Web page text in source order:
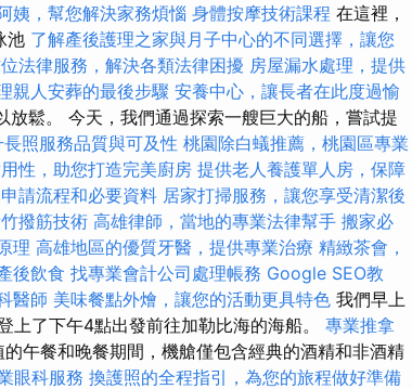
姨，幫您解決家務煩惱 身體按摩技術課程 在這裡，
池 了解產後護理之家與月子中心的不同選擇，讓您
法律服務，解決各類法律困擾 房屋漏水處理，提供
親人安葬的最後步驟 安養中心，讓長者在此度過愉
放鬆。 今天，我們通過探索一艘巨大的船，嘗試提
照服務品質與可及性 桃園除白蟻推薦，桃園區專業
性，助您打造完美廚房 提供老人養護單人房，保障
請流程和必要資料 居家打掃服務，讓您享受清潔後
撥筋技術 高雄律師，當地的專業法律幫手 搬家必
理 高雄地區的優質牙醫，提供專業治療 精緻茶會，
後飲食 找專業會計公司處理帳務 Google SEO教
醫師 美味餐點外燴，讓您的活動更具特色 我們早上
上了下午4點出發前往加勒比海的海船。 專業推拿
午餐和晚餐期間，機艙僅包含經典的酒精和非酒精
眼科服務 換護照的全程指引，為您的旅程做好準備